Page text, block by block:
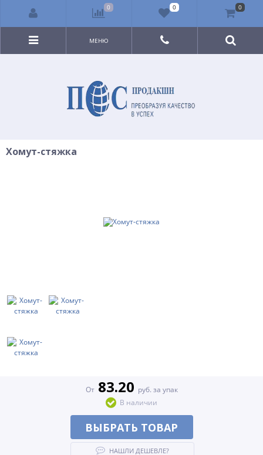
МЕНЮ
Хомут-стяжка
От83.20 руб. за упак
В наличии
ВЫБРАТЬ ТОВАР
НАШЛИ ДЕШЕВЛЕ?
0 0 0